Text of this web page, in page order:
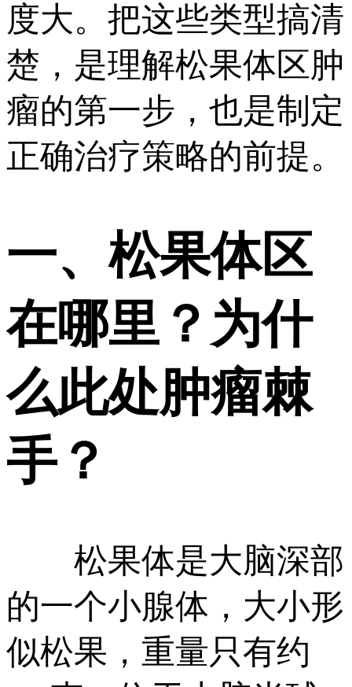
度大。把这些类型搞清
楚，是理解松果体区肿
瘤的第一步，也是制定
正确治疗策略的前提。
一、松果体区
在哪里？为什
么此处肿瘤棘
手？
松果体是大脑深部
的一个小腺体，大小形
似松果，重量只有约